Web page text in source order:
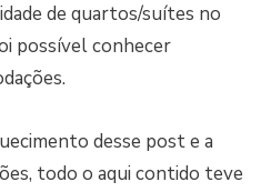
de quartos/suítes no
possível conhecer
desse post e a
todo o aqui contido teve